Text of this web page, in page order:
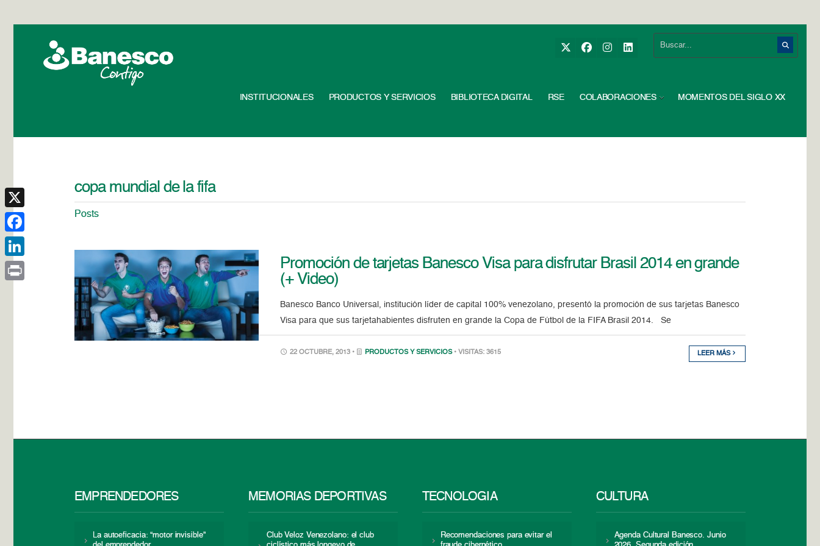
INSTITUCIONALES PRODUCTOS Y SERVICIOS BIBLIOTECA DIGITAL RSE COLABORACIONES MOMENTOS DEL SIGLO XX
copa mundial de la fifa
Posts
Promoción de tarjetas Banesco Visa para disfrutar Brasil 2014 en grande
(+ Video)
Banesco Banco Universal, institución líder de capital 100% venezolano, presentó la promoción de sus tarjetas Banesco
Visa para que sus tarjetahabientes disfruten en grande la Copa de Fútbol de la FIFA Brasil 2014. Se
22 OCTUBRE, 2013 • PRODUCTOS Y SERVICIOS • VISITAS: 3615 LEER MÁS
EMPRENDEDORES
La autoeficacia: “motor invisible”
MEMORIAS DEPORTIVAS
Club Veloz Venezolano: el club
TECNOLOGÍA
Recomendaciones para evitar el
CULTURA
Agenda Cultural Banesco. Junio
X
Facebook
LinkedIn